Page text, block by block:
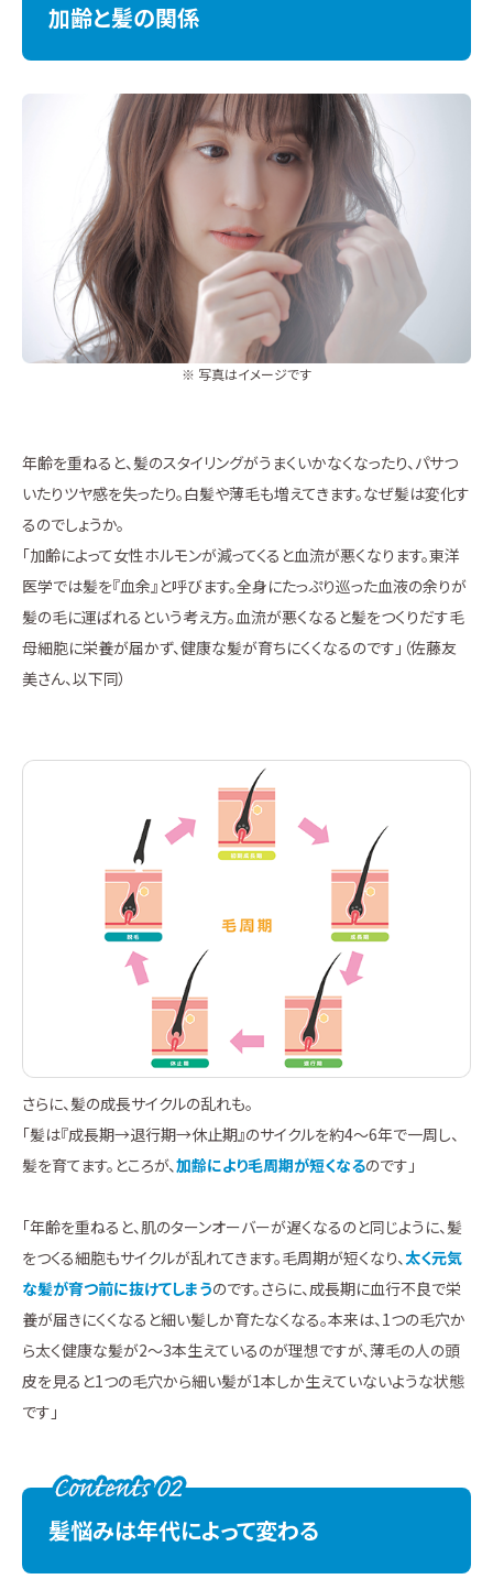
加齢と髪の関係
※ 写真はイメージです
年齢を重ねると、髪のスタイリングがうまくいかなくなったり、パサつ
いたりツヤ感を失ったり。白髪や薄毛も増えてきます。なぜ髪は変化す
るのでしょうか。
「加齢によって女性ホルモンが減ってくると血流が悪くなります。東洋
医学では髪を『血余』と呼びます。全身にたっぷり巡った血液の余りが
髪の毛に運ばれるという考え方。血流が悪くなると髪をつくりだす毛
母細胞に栄養が届かず、健康な髪が育ちにくくなるのです」（佐藤友
美さん、以下同）
さらに、髪の成長サイクルの乱れも。
「髪は『成長期→退行期→休止期』のサイクルを約4～6年で一周し、
髪を育てます。ところが、加齢により毛周期が短くなるのです」
「年齢を重ねると、肌のターンオーバーが遅くなるのと同じように、髪
をつくる細胞もサイクルが乱れてきます。毛周期が短くなり、太く元気
な髪が育つ前に抜けてしまうのです。さらに、成長期に血行不良で栄
養が届きにくくなると細い髪しか育たなくなる。本来は、1つの毛穴か
ら太く健康な髪が2～3本生えているのが理想ですが、薄毛の人の頭
皮を見ると1つの毛穴から細い髪が1本しか生えていないような状態
です」
髪悩みは年代によって変わる